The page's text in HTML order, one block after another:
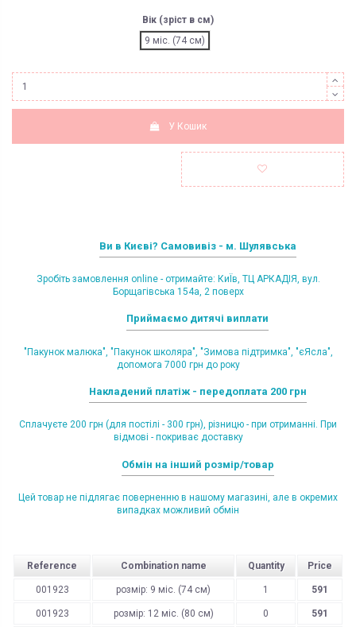
Вік (зріст в см)
9 міс. (74 см)
У Кошик
Ви в Києві? Самовивіз - м. Шулявська
Зробіть замовлення online - отримайте: КиЇв, ТЦ АРКАДІЯ, вул.
Борщагівська 154а, 2 поверх
Приймаємо дитячі виплати
"Пакунок малюка", "Пакунок школяра", "Зимова підтримка", "єЯсла",
допомога 7000 грн до року
Накладений платіж - передоплата 200 грн
Сплачуєте 200 грн (для постілі - 300 грн), різницю - при отриманні. При
відмові - покриває доставку
Обмін на інший розмір/товар
Цей товар не підлягає поверненню в нашому магазині, але в окремих
випадках можливий обмін
Reference Combination name Quantity Price
001923 розмір: 9 міс. (74 см) 1 591
001923 розмір: 12 міс. (80 см) 0 591